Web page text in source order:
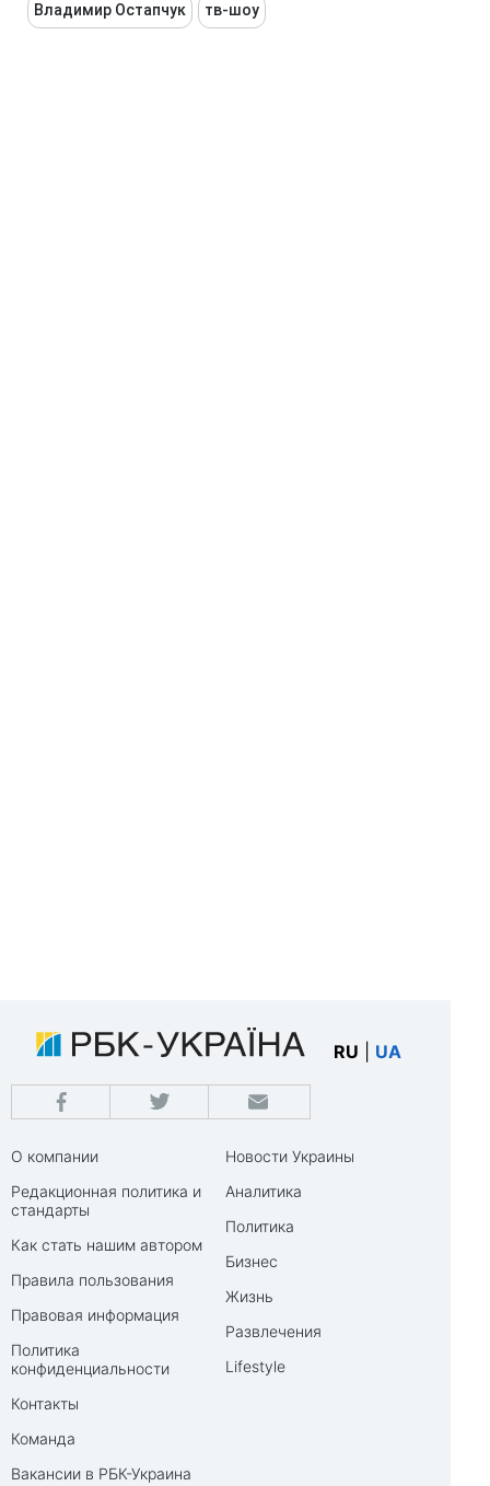
Владимир Остапчук тв-шоу
RU UA
О компании
Редакционная политика и
стандарты
Как стать нашим автором
Правила пользования
Правовая информация
Политика
конфиденциальности
Контакты
Команда
Вакансии в РБК-Украина
Новости Украины
Аналитика
Политика
Бизнес
Жизнь
Развлечения
Lifestyle